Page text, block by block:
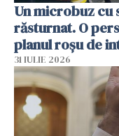
Un microbuz cu
răsturnat. O
planul roșu de
31 IULIE 2026